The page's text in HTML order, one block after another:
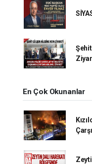
En Çok Okunanlar